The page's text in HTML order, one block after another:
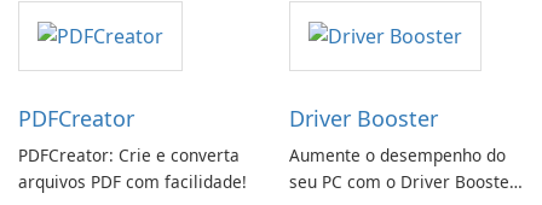
PDFCreator
PDFCreator: Crie e converta
arquivos PDF com facilidade!
Driver Booster
Aumente o desempenho do
seu PC com o Driver Booster